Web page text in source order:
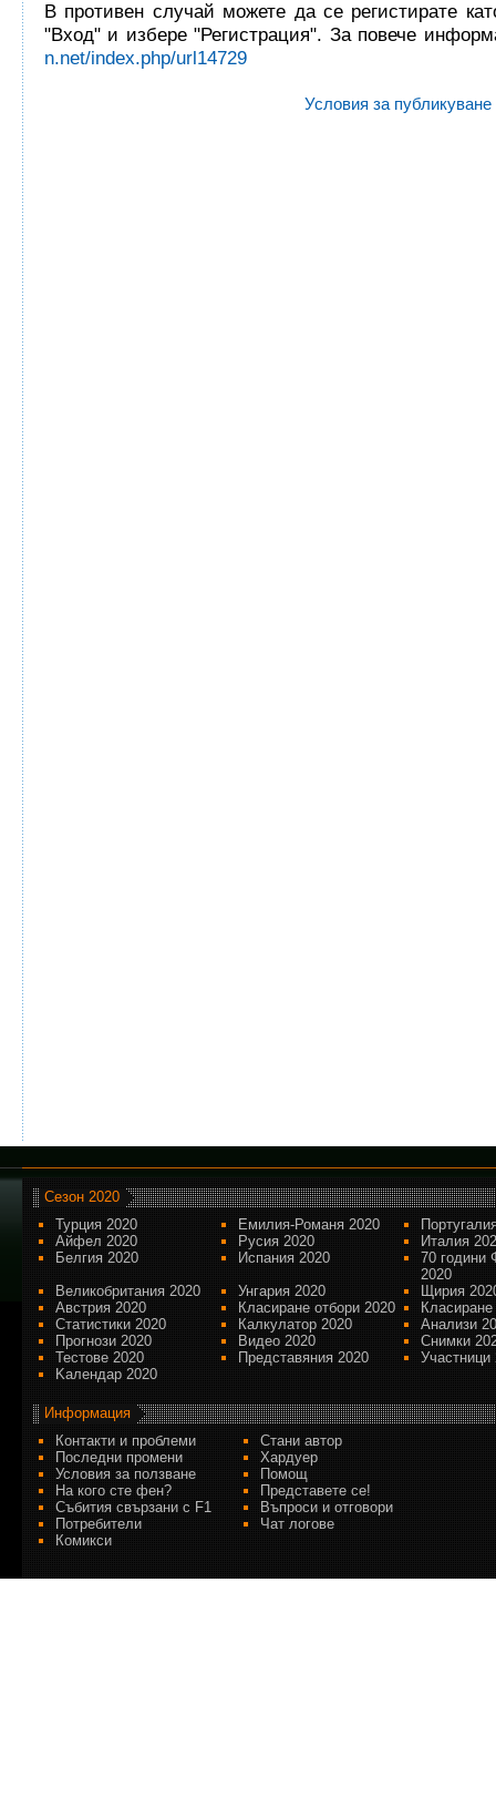
В противен случай можете да се регистирате
"Вход" и избере "Регистрация". За повече
n.net/index.php/url14729
Условия за
Сезон 2020
Турция 2020
Емилия-Романя 2020
Айфел 2020
Русия 2020
Италия
Белгия 2020
Испания 2020
70 години
2020
Великобритания 2020
Унгария 2020
Щирия
Австрия 2020
Класиране отбори 2020
Статистики 2020
Калкулатор 2020
Анализи
Прогнози 2020
Видео 2020
Снимки
Тестове 2020
Представяния 2020
Участници
Kалендар 2020
Информация
Контакти и проблеми
Стани автор
Последни промени
Хардуер
Условия за ползване
Помощ
На кого сте фен?
Представете се!
Събития свързани с F1
Въпроси и отговори
Потребители
Чат логове
Комикси